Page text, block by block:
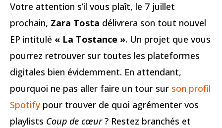
Votre attention s’il vous plaît, le 7 juillet
prochain, Zara Tosta délivrera son tout nouvel
EP intitulé « La Tostance ». Un projet que vous
pourrez retrouver sur toutes les plateformes
digitales bien évidemment. En attendant,
pourquoi ne pas aller faire un tour sur son profil
Spotify pour trouver de quoi agrémenter vos
playlists Coup de cœur? Restez branchés et